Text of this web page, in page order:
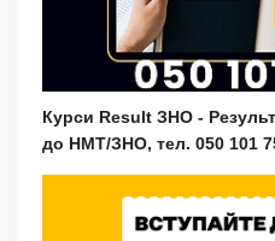
Курси Result ЗНО -
до НМТ/ЗНО, тел. 050 101